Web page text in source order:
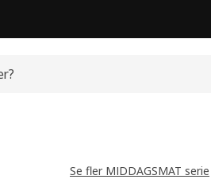
Se fler MIDDAGSMAT serie